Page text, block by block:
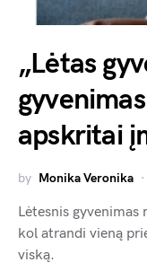
„Lėtas
apskritai
by Monika Veronika
Lėtesnis
kol atrandi vieną
viską.